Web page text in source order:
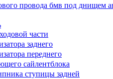
провода бмв под днищем
части
заднего
переднего
сайлентблока
ступицы задней